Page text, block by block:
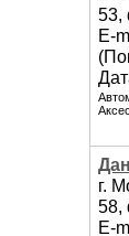
53,
E-
г.
58,
E-